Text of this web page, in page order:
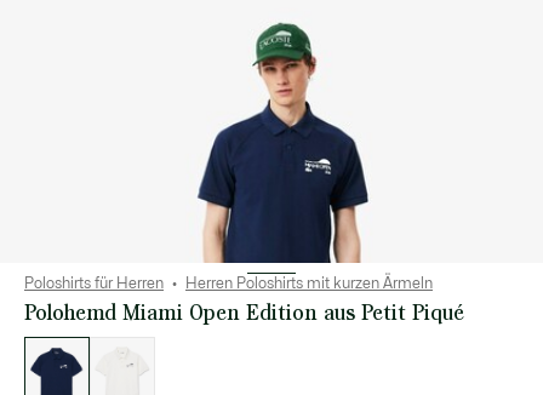
Poloshirts für Herren Herren Poloshirts mit kurzen Ärmeln
Polohemd Miami Open Edition aus Petit Piqué
der
Varianten